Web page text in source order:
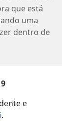
que está
uma
dentro de
e
.